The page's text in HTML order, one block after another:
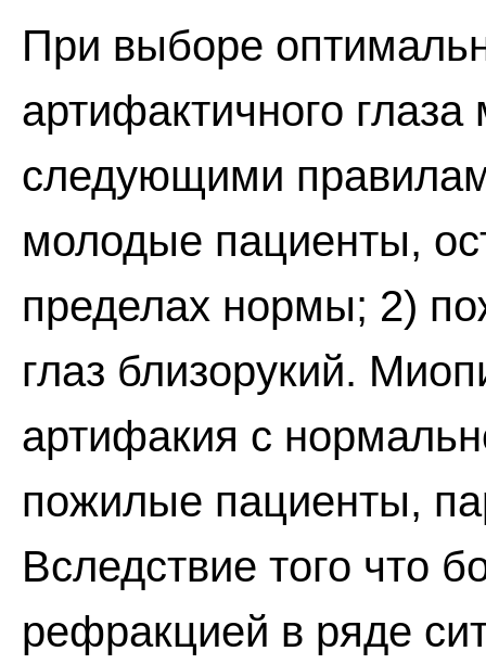
При выборе
артифактичного
следующими
молодые пациенты,
пределах нормы; 2)
глаз близорукий.
артифакия с
пожилые пациенты,
Вследствие того что
рефракцией в ряде